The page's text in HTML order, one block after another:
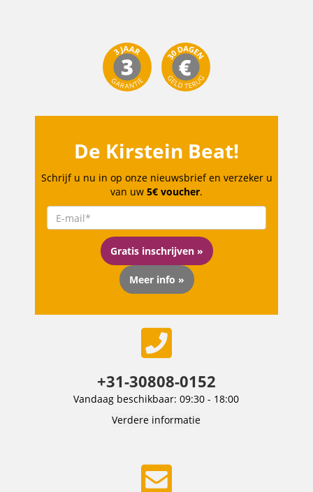
De Kirstein Beat!
Schrijf u nu in op onze nieuwsbrief en verzeker u
van uw 5€ voucher.
Gratis inschrijven »
Meer info »
+31-30808-0152
Vandaag beschikbaar: 09:30 - 18:00
Verdere informatie